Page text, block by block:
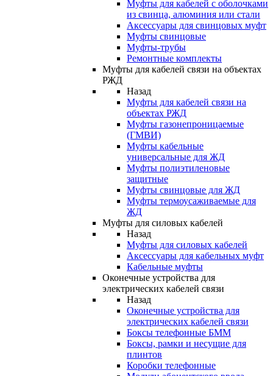
Муфты для кабелей с оболочками
из свинца, алюминия или стали
Аксессуары для свинцовых муфт
Муфты свинцовые
Муфты-трубы
Ремонтные комплекты
Муфты для кабелей связи на объектах
РЖД
Назад
Муфты для кабелей связи на
объектах РЖД
Муфты газонепроницаемые
(ГМВИ)
Муфты кабельные
универсальные для ЖД
Муфты полиэтиленовые
защитные
Муфты свинцовые для ЖД
Муфты термоусаживаемые для
ЖД
Муфты для силовых кабелей
Назад
Муфты для силовых кабелей
Аксессуары для кабельных муфт
Кабельные муфты
Оконечные устройства для
электрических кабелей связи
Назад
Оконечные устройства для
электрических кабелей связи
Боксы телефонные БММ
Боксы, рамки и несущие для
плинтов
Коробки телефонные